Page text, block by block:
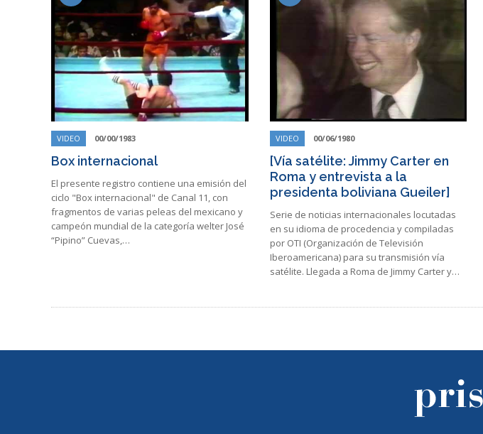
VIDEO 00/00/1983
Box internacional
El presente registro contiene una emisión del
ciclo "Box internacional" de Canal 11, con
fragmentos de varias peleas del mexicano y
campeón mundial de la categoría welter José
“Pipino” Cuevas,…
VIDEO 00/06/1980
[Vía satélite: Jimmy Carter en
Roma y entrevista a la
presidenta boliviana Gueiler]
Serie de noticias internacionales locutadas
en su idioma de procedencia y compiladas
por OTI (Organización de Televisión
Iberoamericana) para su transmisión vía
satélite. Llegada a Roma de Jimmy Carter y…